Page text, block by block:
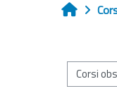
Categorie